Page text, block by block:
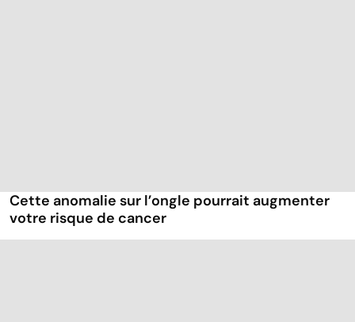
Cette anomalie sur l’ongle pourrait augmenter
votre risque de cancer